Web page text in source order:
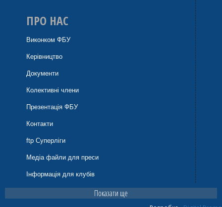
ПРО НАС
Виконком ФБУ
Керівництво
Документи
Колективні члени
Презентація ФБУ
Контакти
ftp Суперліги
Медіа файли для преси
Інформація для клубів
Показати ще